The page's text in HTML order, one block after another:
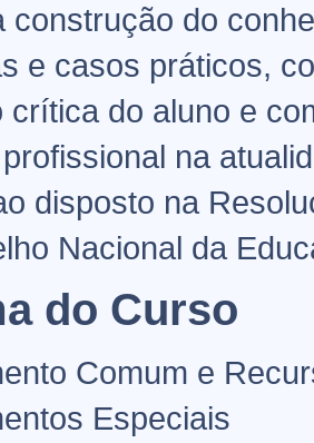
construção do
e casos práticos,
crítica do aluno e
na
disposto na
Nacional da
do Curso
Comum e
Especiais